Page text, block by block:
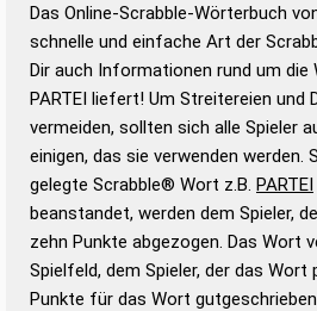
Wortwurzel liefert mit Hilfe eines
Wortanalyse-Algorithmus gute
Wortbedeutung, Worttrennung
Gültigkeit eines Wortes für das
bestimmen!
zugelassene Turnier
Wörterbücher sind:
Duden –
Duden –
Deutsch
Das Online-Scrabble-Wörterbuch
schnelle und einfache Art der
Dir auch Informationen rund um die
PARTEI liefert! Um Streitereien und
vermeiden, sollten sich alle Spieler
einigen, das sie verwenden werden.
gelegte Scrabble® Wort z.B. PARTEI
beanstandet, werden dem Spieler,
zehn Punkte abgezogen. Das Wort
Spielfeld, dem Spieler, der das
Punkte für das Wort